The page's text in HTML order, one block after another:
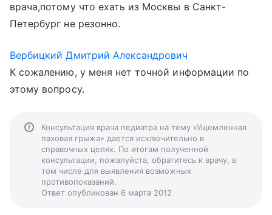
врача,потому что ехать из Москвы в Санкт-
Петербург не резонно.
Вербицкий Дмитрий Александрович
К сожалению, у меня нет точной информации по
этому вопросу.
Консультация врача педиатра на тему «Ущемленная
паховая грыжа» дается исключительно в
справочных целях. По итогам полученной
консультации, пожалуйста, обратитесь к врачу, в
том числе для выявления возможных
противопоказаний.
Ответ опубликован 6 марта 2012